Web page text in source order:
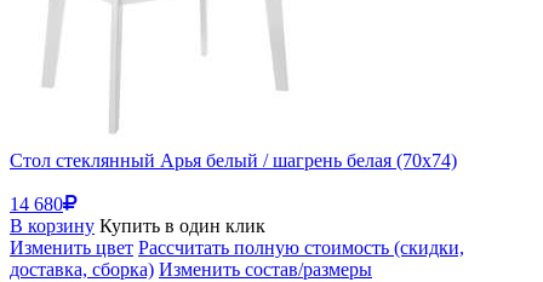
Стол стеклянный Арья белый / шагрень белая (70x74)
14 680
В корзину Купить в один клик
Изменить цвет Рассчитать полную стоимость (скидки,
доставка, сборка) Изменить состав/размеры